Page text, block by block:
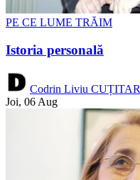
PE CE LUME TRĂIM
Istoria personală
Codrin Liviu
Joi, 06 Aug